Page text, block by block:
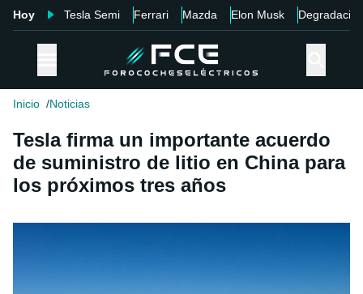
Hoy Tesla Semi Ferrari Mazda Elon Musk Degradación
Inicio Noticias
Tesla firma un importante acuerdo
de suministro de litio en China para
los próximos tres años